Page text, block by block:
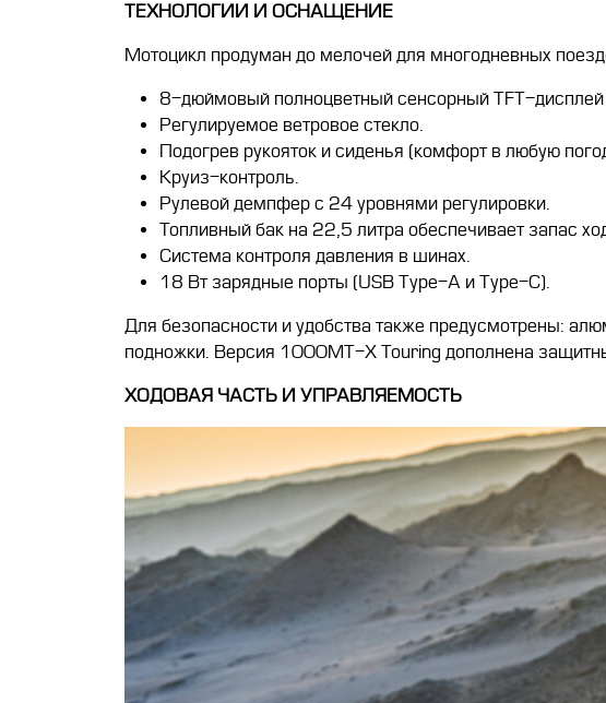
ТЕХНОЛОГИИ И ОСНАЩЕНИЕ
Мотоцикл продуман до мелочей для многодневных
8-дюймовый полноцветный сенсорный TFT-
Регулируемое ветровое стекло.
Подогрев рукояток и сиденья (комфорт в любую
Круиз-контроль.
Рулевой демпфер с 24 уровнями регулировки.
Топливный бак на 22,5 литра обеспечивает запас
Система контроля давления в шинах.
18 Вт зарядные порты (USB Type-A и Type-C).
Для безопасности и удобства также предусмотрены:
подножки. Версия 1000MT-X Touring дополнена
ХОДОВАЯ ЧАСТЬ И УПРАВЛЯЕМОСТЬ